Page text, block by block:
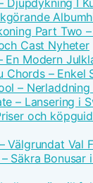
Djupdykning I
Part Two
Cast Nyheter
En Modern
Chords – Enkel
–
– Lansering i
och
Välgrundat Val
Säkra Bonusar